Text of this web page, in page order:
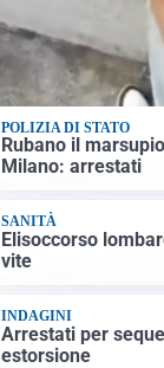
POLIZIA DI STATO
Rubano il
Milano: arrestati
SANITÀ
Elisoccorso
vite
INDAGINI
Arrestati per
estorsione